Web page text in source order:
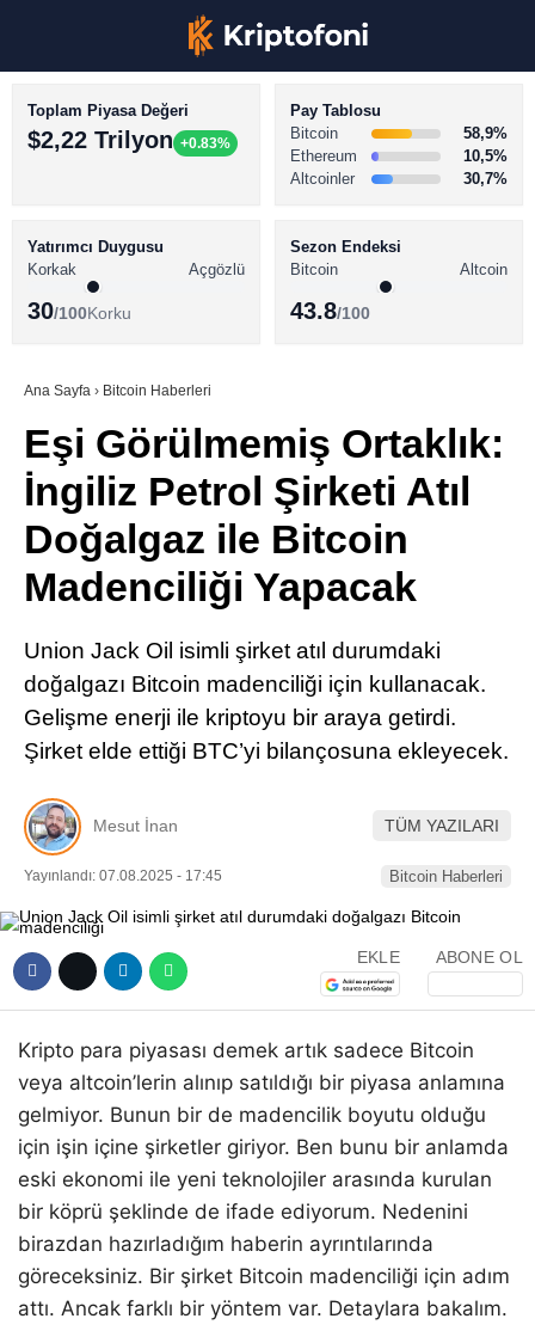
Youtube
TikTok
BİTCOİN HABERLERİ
ALTCOİN HABERLERİ
SÖZLÜK
Toplam Piyasa Değeri
$2,22 Trilyon +0.83%
Pay Tablosu
Bitcoin
58,9%
Ethereum
10,5%
Altcoinler
30,7%
Yatırımcı Duygusu
Korkak
Açgözlü
30/100Korku
Sezon Endeksi
Bitcoin
Altcoin
43.8/100
Ana Sayfa › Bitcoin Haberleri
Eşi Görülmemiş Ortaklık:
İngiliz Petrol Şirketi Atıl
Doğalgaz ile Bitcoin
Madenciliği Yapacak
Union Jack Oil isimli şirket atıl durumdaki
doğalgazı Bitcoin madenciliği için kullanacak.
Gelişme enerji ile kriptoyu bir araya getirdi.
Şirket elde ettiği BTC’yi bilançosuna ekleyecek.
Mesut İnan TÜM YAZILARI
Yayınlandı: 07.08.2025 - 17:45 Bitcoin Haberleri
EKLE ABONE OL
Kripto para piyasası demek artık sadece Bitcoin
veya altcoin’lerin alınıp satıldığı bir piyasa anlamına
gelmiyor. Bunun bir de madencilik boyutu olduğu
için işin içine şirketler giriyor. Ben bunu bir anlamda
eski ekonomi ile yeni teknolojiler arasında kurulan
bir köprü şeklinde de ifade ediyorum. Nedenini
birazdan hazırladığım haberin ayrıntılarında
göreceksiniz. Bir şirket Bitcoin madenciliği için adım
attı. Ancak farklı bir yöntem var. Detaylara bakalım.